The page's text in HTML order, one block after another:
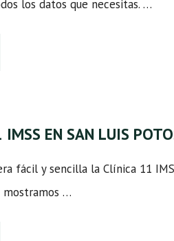
los datos que necesitas. …
IMSS EN SAN LUIS
fácil y sencilla la Clínica 11
…